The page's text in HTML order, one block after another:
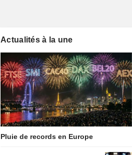
Actualités à la une
Pluie de records en Europe